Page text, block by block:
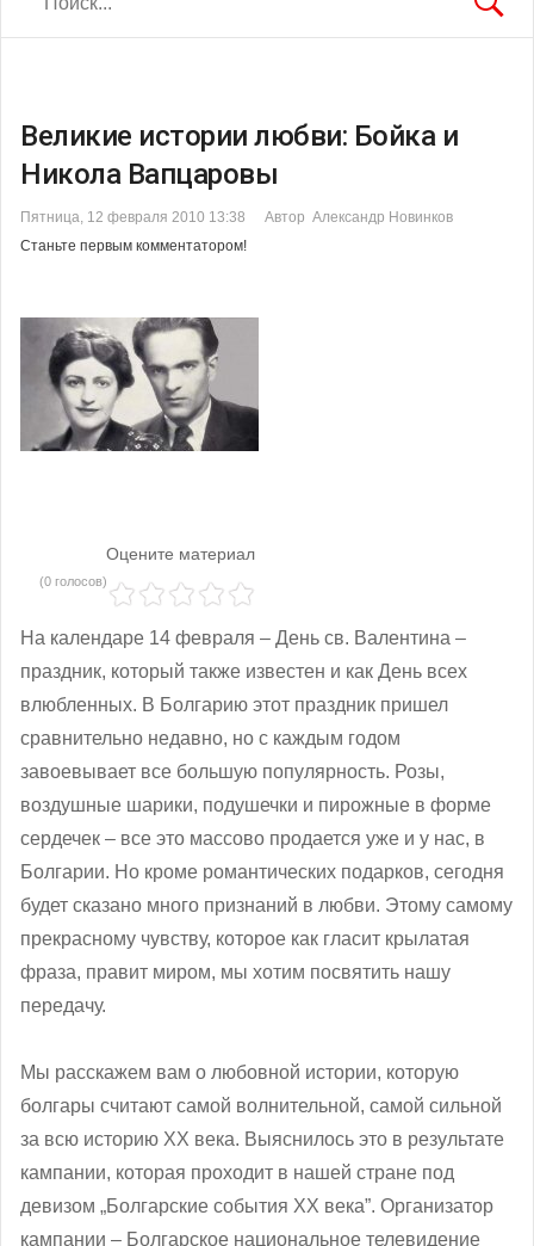
Великие истории любви: Бойка и
Никола Вапцаровы
Пятница, 12 февраля 2010 13:38
Автор Александр Новинков
Станьте первым комментатором!
Оцените материал
(0 голосов)
На календаре 14 февраля – День св. Валентина –
праздник, который также известен и как День всех
влюбленных. В Болгарию этот праздник пришел
сравнительно недавно, но с каждым годом
завоевывает все большую популярность. Розы,
воздушные шарики, подушечки и пирожные в форме
сердечек – все это массово продается уже и у нас, в
Болгарии. Но кроме романтических подарков, сегодня
будет сказано много признаний в любви. Этому самому
прекрасному чувству, которое как гласит крылатая
фраза, правит миром, мы хотим посвятить нашу
передачу.
Мы расскажем вам о любовной истории, которую
болгары считают самой волнительной, самой сильной
за всю историю ХХ века. Выяснилось это в результате
кампании, которая проходит в нашей стране под
девизом „Болгарские события ХХ века”. Организатор
кампании ‒ Болгарское национальное телевидение